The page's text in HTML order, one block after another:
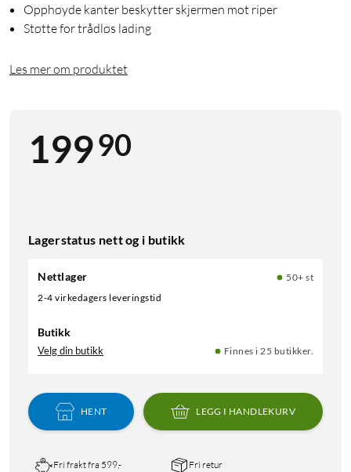
Opphøyde kanter beskytter skjermen mot riper
Støtte for trådløs lading
Les mer om produktet
19990
Lagerstatus nett og i butikk
Nettlager
50+ st
2-4 virkedagers leveringstid
Butikk
Velg din butikk Finnes i 25 butikker.
HENT LEGG I HANDLEKURV
Fri frakt fra 599,- Fri retur